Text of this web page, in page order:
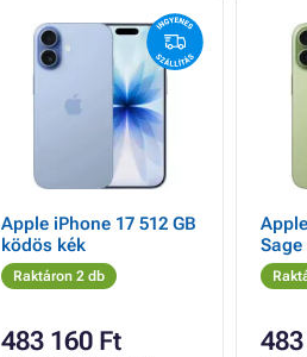
Apple iPhone 17 512 GB
ködös kék
Raktáron 2 db
483 160 Ft
Sage